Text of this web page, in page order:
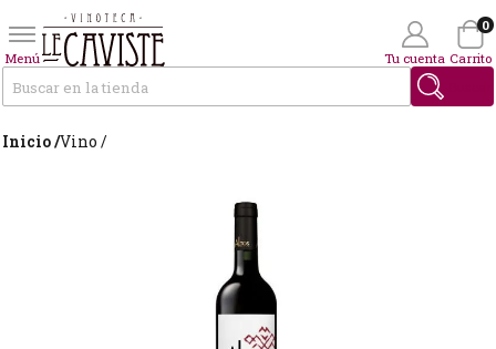
Menú Tu cuenta Carrito
0
Inicio /Vino /